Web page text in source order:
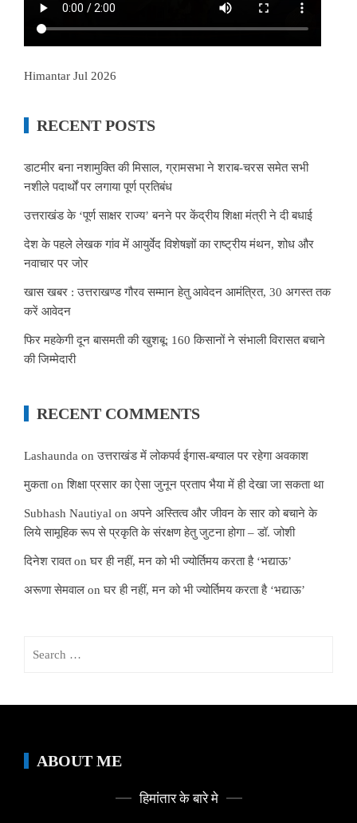
Himantar Jul 2026
RECENT POSTS
डाटमीर बना नशामुक्ति की मिसाल, ग्रामसभा ने शराब-चरस समेत सभी
नशीले पदार्थों पर लगाया पूर्ण प्रतिबंध
उत्तराखंड के ‘पूर्ण साक्षर राज्य’ बनने पर केंद्रीय शिक्षा मंत्री ने दी बधाई
देश के पहले लेखक गांव में आयुर्वेद विशेषज्ञों का राष्ट्रीय मंथन, शोध और
नवाचार पर जोर
खास खबर : उत्तराखण्ड गौरव सम्मान हेतु आवेदन आमंत्रित, 30 अगस्त तक
करें आवेदन
फिर महकेगी दून बासमती की खुशबू: 160 किसानों ने संभाली विरासत बचाने
की जिम्मेदारी
RECENT COMMENTS
Lashaunda onउत्तराखंड में लोकपर्व ईगास-बग्वाल पर रहेगा अवकाश
मुकताonशिक्षा प्रसार का ऐसा जुनून प्रताप भैया में ही देखा जा सकता था
Subhash Nautiyal on अपने अस्तित्व और जीवन के सार को बचाने के
लिये सामूहिक रूप से प्रकृति के संरक्षण हेतु जुटना होगा – डॉ. जोशी
दिनेश रावतonघर ही नहीं, मन को भी ज्योर्तिमय करता है ‘भद्याऊ’
अरूणा सेमवाल onघर ही नहीं, मन को भी ज्योर्तिमय करता है ‘भद्याऊ’
ABOUT ME
हिमांतार के बारे मे